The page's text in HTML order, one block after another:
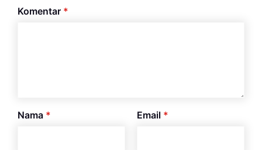
Komentar *
Nama * Email *